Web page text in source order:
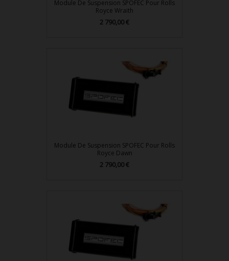
Module De Suspension SPOFEC Pour Rolls
Royce Wraith
Prix
2 790,00 €
Module De Suspension SPOFEC Pour Rolls
Royce Dawn
Prix
2 790,00 €